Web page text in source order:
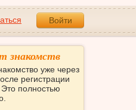
Войти
знакомств
уже через
регистрации
полностью